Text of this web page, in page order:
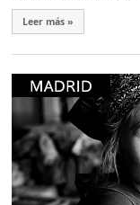
Leer más »